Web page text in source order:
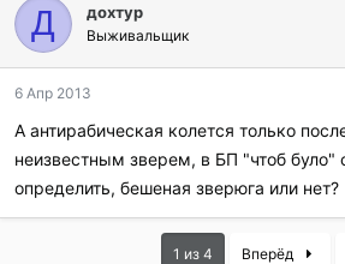
Д дохтур
Выживальщик
6 Апр 2013
А антирабическая колется только
неизвестным зверем, в БП "чтоб було"
определить, бешеная зверюга или нет?
1 из 4 Вперёд